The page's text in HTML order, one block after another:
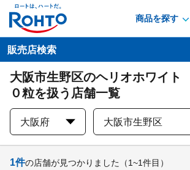
商品を探す
販売店検索
大阪市生野区のヘリオホワイ
０粒を扱う店舗一覧
大阪府 大阪市生野区
1件の店舗が見つかりました （1~1件目）